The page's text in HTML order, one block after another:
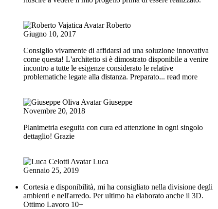
Roberto
Giugno 10, 2017
Consiglio vivamente di affidarsi ad una soluzione innovativa
come questa! L'architetto si è dimostrato disponibile a venire
incontro a tutte le esigenze considerato le relative
problematiche legate alla distanza. Preparato... read more
Giuseppe
Novembre 20, 2018
Planimetria eseguita con cura ed attenzione in ogni singolo
dettaglio! Grazie
Luca
Gennaio 25, 2019
Cortesia e disponibilità, mi ha consigliato nella divisione degli
ambienti e nell'arredo. Per ultimo ha elaborato anche il 3D.
Ottimo Lavoro 10+